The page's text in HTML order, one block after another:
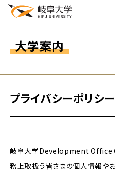
大学案内
プライバシーポリシー
岐阜大学Development Office（以
務上取扱う皆さまの個人情報や